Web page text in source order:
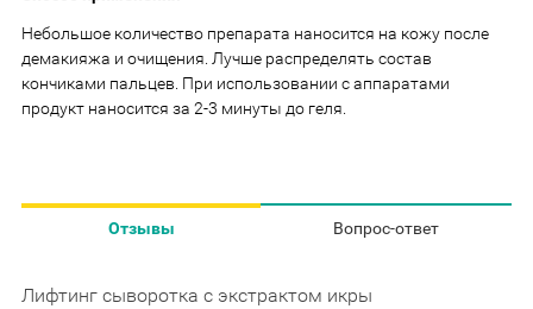
Небольшое количество препарата наносится на кожу после
демакияжа и очищения. Лучше распределять состав
кончиками пальцев. При использовании с аппаратами
продукт наносится за 2-3 минуты до геля.
Отзывы Вопрос-ответ
Лифтинг сыворотка с экстрактом икры